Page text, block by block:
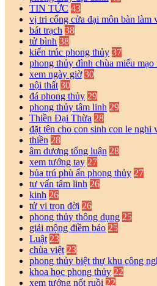
TIN TỨC 43
vị tri cổng cửa đại môn bàn làm
bát trạch 38
tử bình 38
kiến trúc phong thủy 37
phong thủy đình chùa miếu
xem ngày giờ 30
nội thất 30
đá phong thủy 29
phong thủy tâm linh 29
Thiền Đại Thừa 28
đặt tên cho con sinh con le nghi
thiền 28
âm dương tổng luận 28
xem tướng tay 27
bủa trú phù ấn phong thủy 27
tư vấn tâm linh 26
kinh 26
tử vi trọn đời 26
phong thủy thông dụng 25
giải mộng điềm báo 25
Luật 23
chùa việt 23
phong thủy biệt thự khu công
khoa học phong thủy 22
xem tướng nốt ruồi 22